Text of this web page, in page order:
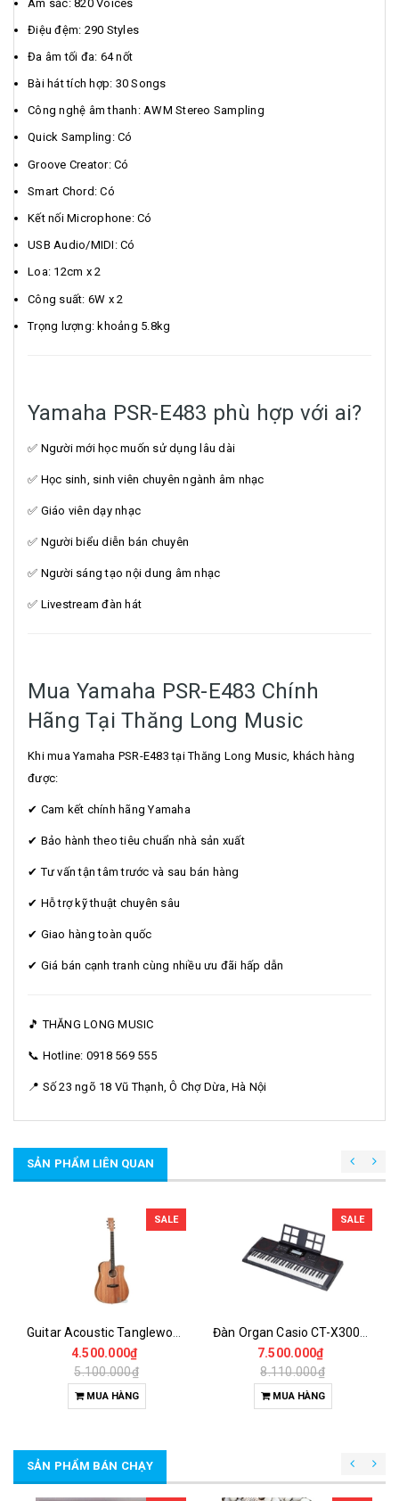
Âm sắc: 820 Voices
Điệu đệm: 290 Styles
Đa âm tối đa: 64 nốt
Bài hát tích hợp: 30 Songs
Công nghệ âm thanh: AWM Stereo Sampling
Quick Sampling: Có
Groove Creator: Có
Smart Chord: Có
Kết nối Microphone: Có
USB Audio/MIDI: Có
Loa: 12cm x 2
Công suất: 6W x 2
Trọng lượng: khoảng 5.8kg
Yamaha PSR-E483 phù hợp với ai?
✅ Người mới học muốn sử dụng lâu dài
✅ Học sinh, sinh viên chuyên ngành âm nhạc
✅ Giáo viên dạy nhạc
✅ Người biểu diễn bán chuyên
✅ Người sáng tạo nội dung âm nhạc
✅ Livestream đàn hát
Mua Yamaha PSR-E483 Chính
Hãng Tại Thăng Long Music
Khi mua Yamaha PSR-E483 tại Thăng Long Music, khách hàng
được:
✔ Cam kết chính hãng Yamaha
✔ Bảo hành theo tiêu chuẩn nhà sản xuất
✔ Tư vấn tận tâm trước và sau bán hàng
✔ Hỗ trợ kỹ thuật chuyên sâu
✔ Giao hàng toàn quốc
✔ Giá bán cạnh tranh cùng nhiều ưu đãi hấp dẫn
🎵 THĂNG LONG MUSIC
📞 Hotline: 0918 569 555
📍 Số 23 ngõ 18 Vũ Thạnh, Ô Chợ Dừa, Hà Nội
SẢN PHẨM LIÊN QUAN
SALE
4.500.000₫
5.100.000₫
MUA HÀNG
SALE
7.500.000₫
8.110.000₫
MUA HÀNG
SẢN PHẨM BÁN CHẠY